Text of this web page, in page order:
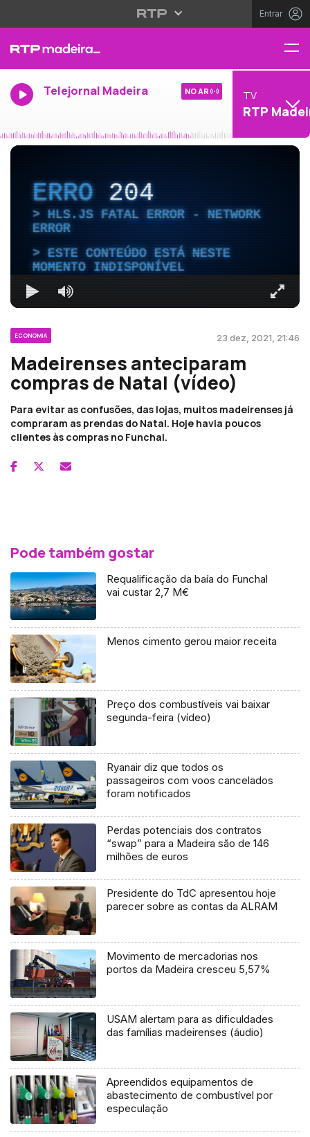
Entrar
Telejornal Madeira NO AR TV
RTP
ERRO204
HLS.JS FATAL ERROR - NETWORK
ERROR
ESTE CONTEÚDO ESTÁ NESTE
MOMENTO INDISPONÍVEL
ECONOMIA 23 dez, 2021, 21:46
Madeirenses anteciparam
compras de Natal (vídeo)
Para evitar as confusões, das lojas, muitos madeirenses já
compraram as prendas do Natal. Hoje havia poucos
clientes às compras no Funchal.
Pode também gostar
Requalificação da baía do Funchal
vai custar 2,7 M€
Menos cimento gerou maior receita
Preço dos combustíveis vai baixar
segunda-feira (vídeo)
Ryanair diz que todos os
passageiros com voos cancelados
foram notificados
Perdas potenciais dos contratos
“swap” para a Madeira são de 146
milhões de euros
Presidente do TdC apresentou hoje
parecer sobre as contas da ALRAM
Movimento de mercadorias nos
portos da Madeira cresceu 5,57%
USAM alertam para as dificuldades
das famílias madeirenses (áudio)
Apreendidos equipamentos de
abastecimento de combustível por
especulação